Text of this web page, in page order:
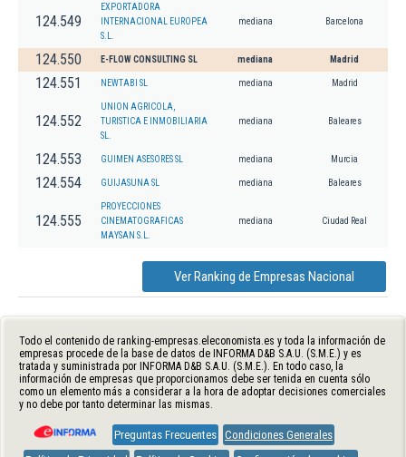
124.549
EXPORTADORA
INTERNACIONAL EUROPEA
S.L.
mediana Barcelona
124.550 E-FLOW CONSULTING SL mediana Madrid
124.551 NEWTABI SL mediana Madrid
124.552
UNION AGRICOLA,
TURISTICA E INMOBILIARIA
SL.
mediana Baleares
124.553 GUIMEN ASESORES SL mediana Murcia
124.554 GUIJASUNA SL mediana Baleares
124.555
PROYECCIONES
CINEMATOGRAFICAS
MAYSAN S.L.
mediana Ciudad Real
Ver Ranking de Empresas Nacional
Todo el contenido de ranking-empresas.eleconomista.es y toda la información de
empresas procede de la base de datos de INFORMA D&B S.A.U. (S.M.E.) y es
tratada y suministrada por INFORMA D&B S.A.U. (S.M.E.). En todo caso, la
información de empresas que proporcionamos debe ser tenida en cuenta sólo
como un elemento más a considerar a la hora de adoptar decisiones comerciales
y no debe por tanto determinar las mismas.
Preguntas Frecuentes Condiciones Generales